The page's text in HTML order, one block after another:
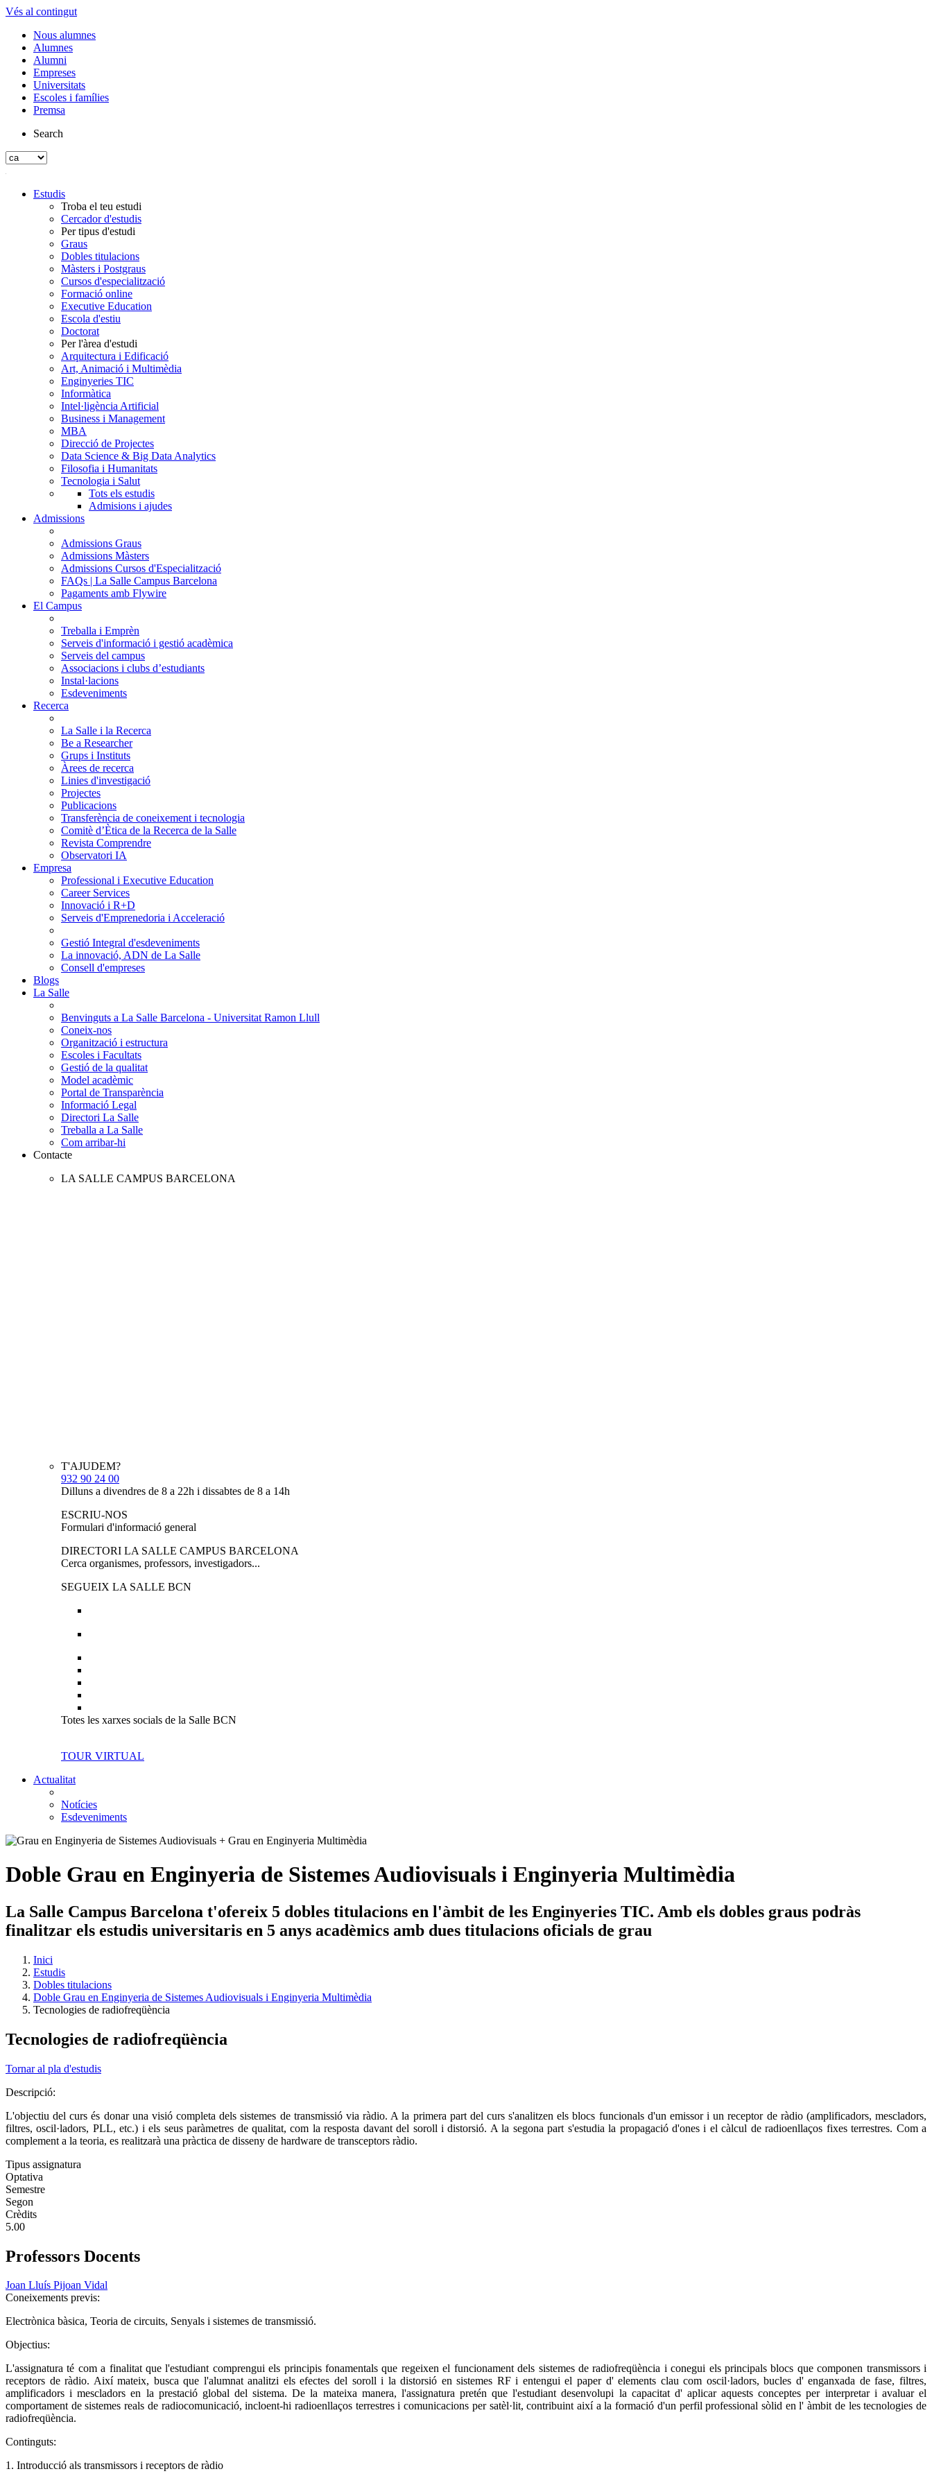
Vés al contingut
Nous alumnes
Alumnes
Alumni
Empreses
Universitats
Escoles i famílies
Premsa
Search
Estudis
Troba el teu estudi
Cercador d'estudis
Per tipus d'estudi
Graus
Dobles titulacions
Màsters i Postgraus
Cursos d'especialització
Formació online
Executive Education
Escola d'estiu
Doctorat
Per l'àrea d'estudi
Arquitectura i Edificació
Art, Animació i Multimèdia
Enginyeries TIC
Informàtica
Intel·ligència Artificial
Business i Management
MBA
Direcció de Projectes
Data Science & Big Data Analytics
Filosofia i Humanitats
Tecnologia i Salut
Tots els estudis
Admisions i ajudes
Admissions
Admissions Graus
Admissions Màsters
Admissions Cursos d'Especialització
FAQs | La Salle Campus Barcelona
Pagaments amb Flywire
El Campus
Treballa i Emprèn
Serveis d'informació i gestió acadèmica
Serveis del campus
Associacions i clubs d’estudiants
Instal·lacions
Esdeveniments
Recerca
La Salle i la Recerca
Be a Researcher
Grups i Instituts
Àrees de recerca
Linies d'investigació
Projectes
Publicacions
Transferència de coneixement i tecnologia
Comitè d’Ètica de la Recerca de la Salle
Revista Comprendre
Observatori IA
Empresa
Professional i Executive Education
Career Services
Innovació i R+D
Serveis d'Emprenedoria i Acceleració
Gestió Integral d'esdeveniments
La innovació, ADN de La Salle
Consell d'empreses
Blogs
La Salle
Benvinguts a La Salle Barcelona - Universitat Ramon Llull
Coneix-nos
Organització i estructura
Escoles i Facultats
Gestió de la qualitat
Model acadèmic
Portal de Transparència
Informació Legal
Directori La Salle
Treballa a La Salle
Com arribar-hi
Contacte
LA SALLE CAMPUS BARCELONA
T'AJUDEM?
932 90 24 00
Dilluns a divendres de 8 a 22h i dissabtes de 8 a 14h
ESCRIU-NOS
Formulari d'informació general
DIRECTORI LA SALLE CAMPUS BARCELONA
Cerca organismes, professors, investigadors...
SEGUEIX LA SALLE BCN
Totes les xarxes socials de la Salle BCN
TOUR VIRTUAL
Actualitat
Notícies
Esdeveniments
Doble Grau en Enginyeria de Sistemes Audiovisuals i Enginyeria Multimèdia
La Salle Campus Barcelona t'ofereix 5 dobles titulacions en l'àmbit de les Enginyeries TIC. Amb els dobles graus podràs
finalitzar els estudis universitaris en 5 anys acadèmics amb dues titulacions oficials de grau
Inici
Estudis
Dobles titulacions
Doble Grau en Enginyeria de Sistemes Audiovisuals i Enginyeria Multimèdia
Tecnologies de radiofreqüència
Tecnologies de radiofreqüència
Tornar al pla d'estudis
Descripció:
L'objectiu del curs és donar una visió completa dels sistemes de transmissió via ràdio. A la primera part del curs s'analitzen els blocs funcionals d'un emissor i un receptor de ràdio (amplificadors, mescladors,
filtres, oscil·ladors, PLL, etc.) i els seus paràmetres de qualitat, com la resposta davant del soroll i distorsió. A la segona part s'estudia la propagació d'ones i el càlcul de radioenllaços fixes terrestres. Com a
complement a la teoria, es realitzarà una pràctica de disseny de hardware de transceptors ràdio.
Tipus assignatura
Optativa
Semestre
Segon
Crèdits
5.00
Professors Docents
Joan Lluís Pijoan Vidal
Coneixements previs:
Electrònica bàsica, Teoria de circuits, Senyals i sistemes de transmissió.
Objectius:
L'assignatura té com a finalitat que l'estudiant comprengui els principis fonamentals que regeixen el funcionament dels sistemes de radiofreqüència i conegui els principals blocs que componen transmissors i
receptors de ràdio. Així mateix, busca que l'alumnat analitzi els efectes del soroll i la distorsió en sistemes RF i entengui el paper d' elements clau com oscil·ladors, bucles d' enganxada de fase, filtres,
amplificadors i mescladors en la prestació global del sistema. De la mateixa manera, l'assignatura pretén que l'estudiant desenvolupi la capacitat d' aplicar aquests conceptes per interpretar i avaluar el
comportament de sistemes reals de radiocomunicació, incloent-hi radioenllaços terrestres i comunicacions per satèl·lit, contribuint així a la formació d'un perfil professional sòlid en l' àmbit de les tecnologies de
radiofreqüència.
Continguts:
1. Introducció als transmissors i receptors de ràdio